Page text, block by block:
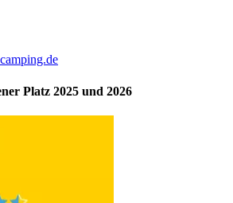
Platz 2025 und 2026